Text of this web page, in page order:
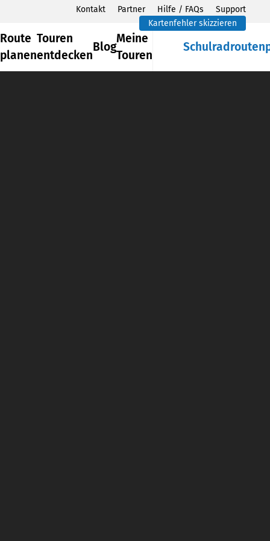
Kontakt Partner Hilfe / FAQs
Support
Kartenfehler skizzieren
Route
planen
Touren
entdecken
Blog
Meine
Touren